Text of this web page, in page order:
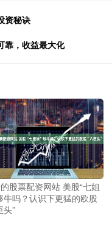
资秘诀
靠，收益最大化
股票配资网站 美股“七姐
牛吗？认识下更猛的欧股
头”